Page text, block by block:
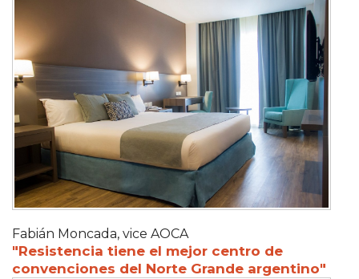
Fabián Moncada, vice AOCA
"Resistencia tiene el mejor centro de
convenciones del Norte Grande argentino"